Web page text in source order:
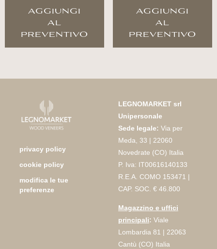
aggiungi
al
preventivo
aggiungi
al
preventivo
privacy policy
cookie policy
modifica le tue
preferenze
LEGNOMARKET srl
Unipersonale
Sede legale: Via per
Meda, 33 | 22060
Novedrate (CO) Italia
P. Iva: IT00616140133
R.E.A. COMO 153471 |
CAP. SOC. € 46.800
Magazzino e uffici
principali: Viale
Lombardia 81 | 22063
Cantù (CO) Italia